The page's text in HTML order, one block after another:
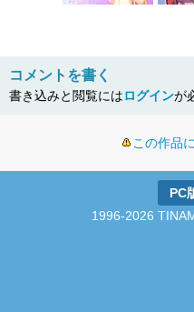
コメントを書く
書き込みと閲覧にはログインが
この作品
PC
1996-2026